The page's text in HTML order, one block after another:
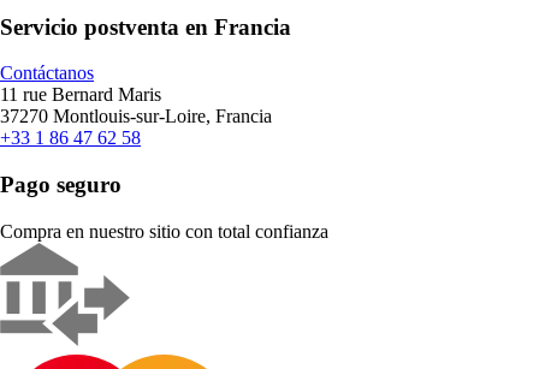
Servicio postventa en Francia
Contáctanos
11 rue Bernard Maris
37270 Montlouis-sur-Loire, Francia
+33 1 86 47 62 58
Pago seguro
Compra en nuestro sitio con total confianza